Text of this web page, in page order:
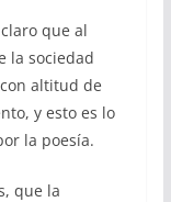
que al
la sociedad
altitud de
y esto es lo
la poesía.
que la